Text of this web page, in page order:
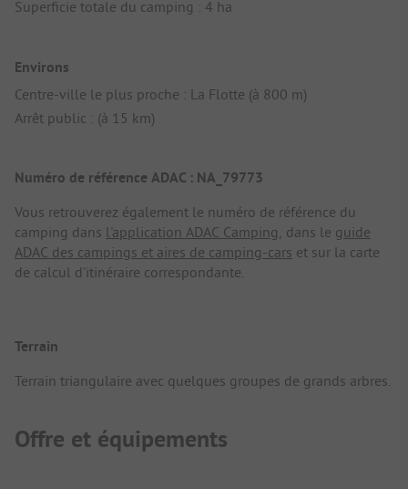
Superficie totale du camping : 4 ha
Environs
Centre-ville le plus proche : La Flotte (à 800 m)
Arrêt public : (à 15 km)
Numéro de référence ADAC : NA_79773
Vous retrouverez également le numéro de référence du
camping dans l'application ADAC Camping , dans le guide
ADAC des campings et aires de camping-cars et sur la carte
de calcul d'itinéraire correspondante.
Terrain
Terrain triangulaire avec quelques groupes de grands arbres.
Offre et équipements